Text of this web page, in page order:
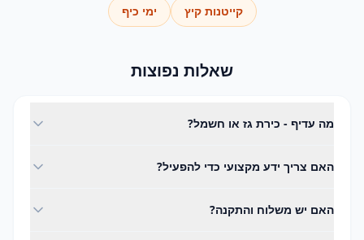
קייטנות קיץ
ימי כיף
שאלות נפוצות
מה עדיף - כירת גז או חשמל?
כשאין אוורור או כשהמקום מגביל גז. נייעץ לפי האירוע שלכם.
האם צריך ידע מקצועי כדי להפעיל?
ואינטואיטיבית - כל אחד מסתדר.
האם יש משלוח והתקנה?